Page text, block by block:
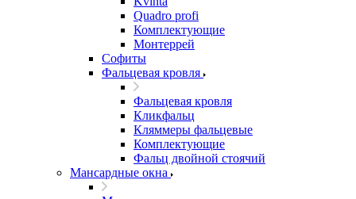
Quadro profi
Комплектующие
Монтеррей
Софиты
Фальцевая кровля
Фальцевая кровля
Кликфальц
Кляммеры фальцевые
Комплектующие
Фальц двойной стоячий
Мансардные окна